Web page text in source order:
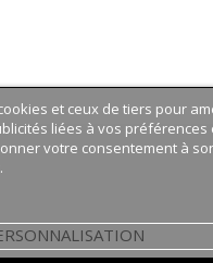
et ceux de tiers pour
liées à vos préférences
votre consentement à